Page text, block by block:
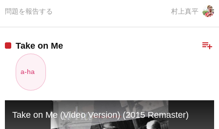
村上真平
問題を報告する
playlist_add
Take on Me
a-ha
Take on Me (Video Version) (2015 Remaster)